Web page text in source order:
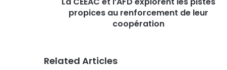
propices au renforcement de leur
coopération
Related Articles